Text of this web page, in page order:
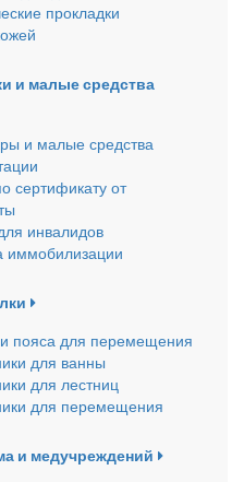
прокладки
и малые средства
и малые средства
сертификату от
инвалидов
иммобилизации
пояса для перемещения
для ванны
для лестниц
для перемещения
и медучреждений